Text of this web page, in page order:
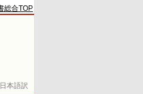
本語訳
総合TOP